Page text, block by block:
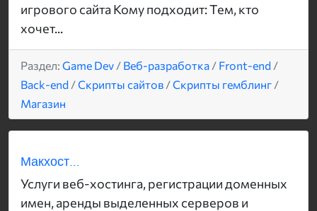
игрового сайта Кому подходит: Тем, кто
хочет...
Раздел: Game Dev / Веб-разработка / Front-end /
Back-end /Скрипты сайтов /Скрипты гемблинг /
Магазин
Макхост...
Услуги веб-хостинга, регистрации доменных
имен, аренды выделенных серверов и